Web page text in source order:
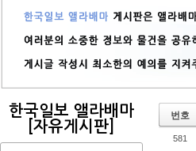
한국일보 앨라배마
[자유게시판]
번호
581